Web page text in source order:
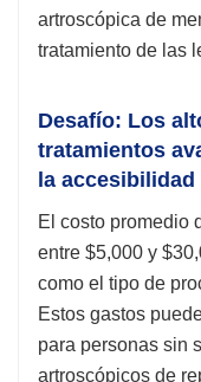
artroscópica de
tratamiento de las
Desafío: Los
tratamientos
la
El costo promedio
entre $5,000 y
como el tipo de
Estos gastos
para personas sin
artroscópicos de